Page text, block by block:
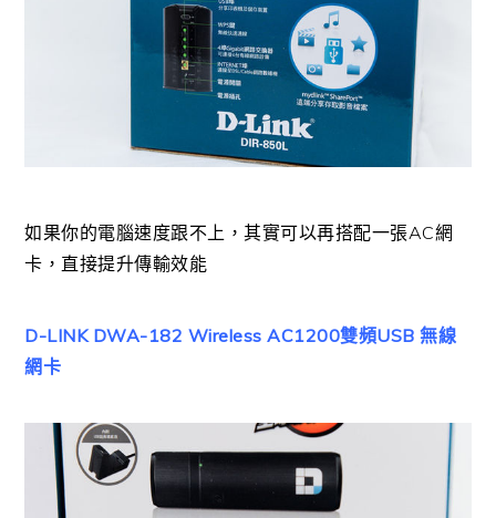
如果你的電腦速度跟不上，其實可以再搭配一張AC網
卡，直接提升傳輸效能
D-LINK DWA-182 Wireless AC1200雙頻USB 無線
網卡